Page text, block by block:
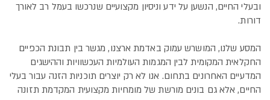
ובעלי החיים, הנשען על ידע וניסיון מקצועיים שנרכשו בעמל רב לאורך
דורות.
המסע שלנו, המושרש עמוק באדמת ארצנו, מגשר בין תבונת הכפיים
החקלאית המקומית לבין המגמות העולמיות העכשוויות וההישגים
המדעיים האחרונים בתחום. אנו לא רק יוצרים תוכניות הזנה עבור בעלי
החיים, אלא גם בונים מורשת של מומחיות מקצועית המקדמת תזונה